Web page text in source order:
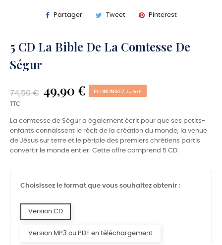
Partager Tweet Pinterest
5 CD La Bible De La Comtesse De
Ségur
74,50 € 49,90 € ÉCONOMISEZ 24,60 €
TTC
La comtesse de Ségur a également écrit pour que ses petits-
enfants connaissent le récit de la création du monde, la venue
de Jésus sur terre et le périple des premiers chrétiens partis
convertir le monde entier. Cette offre comprend 5 CD.
Choisissez le format que vous souhaitez obtenir :
Version CD
Version MP3 ou PDF en téléchargement